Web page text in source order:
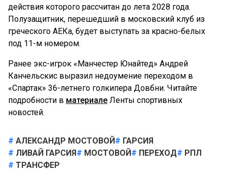
действия которого рассчитан до лета 2028 года.
Полузащитник, перешедший в московский клуб из
греческого АЕКа, будет выступать за красно-белых
под 11-м номером.
Ранее экс-игрок «Манчестер Юнайтед» Андрей
Канчельскис выразил недоумение переходом в
«Спартак» 36-летнего голкипера Довбни. Читайте
подробности в материале Ленты спортивных
новостей.
АЛЕКСАНДР МОСТОВОЙ
ГАРСИЯ
ЛИВАЙ ГАРСИЯ
МОСТОВОЙ ПЕРЕХОД
РПЛ
ТРАНСФЕР